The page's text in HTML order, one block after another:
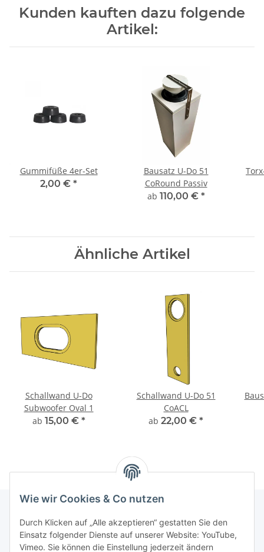
Kunden kauften dazu folgende
Artikel:
Gummifüße 4er-Set
2,00 € *
Bausatz U-Do 51
CoRound Passiv
ab 110,00 € *
Ähnliche Artikel
Schallwand U-Do
Subwoofer Oval 1
ab 15,00 € *
Schallwand U-Do 51
CoACL
ab 22,00 € *
Informationen
Wie wir Cookies & Co nutzen
Durch Klicken auf „Alle akzeptieren“ gestatten Sie den
Einsatz folgender Dienste auf unserer Website: YouTube,
Vimeo. Sie können die Einstellung jederzeit ändern